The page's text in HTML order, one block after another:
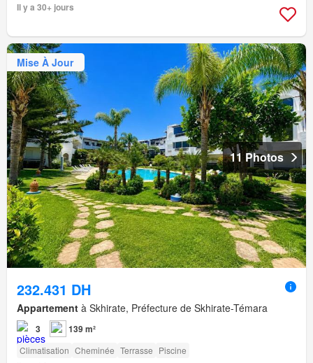
Il y a 30+ jours
Mise À Jour
11 Photos
232.431 DH
Appartement à Skhirate, Préfecture de Skhirate-Témara
3 139 m²
Climatisation Cheminée Terrasse Piscine